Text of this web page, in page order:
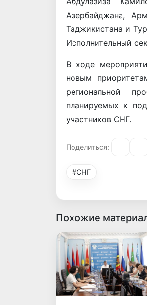
Азербайджана,
Таджикистана и
Исполнительный
В ходе
новым
региональной
планируемых к
участников СНГ.
Поделиться:
#СНГ
Похожие